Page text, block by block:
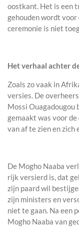
oostkant. Het is een
gehouden wordt voor
ceremonie is niet
Het verhaal achter
Zoals zo vaak in
versies. De
Mossi Ouagadougou
gemaakt was voor
van af te zien en
De Mogho Naaba
rijk versierd is, dat
zijn paard wil
zijn ministers en
niet te gaan. Na een
Mogho Naaba van